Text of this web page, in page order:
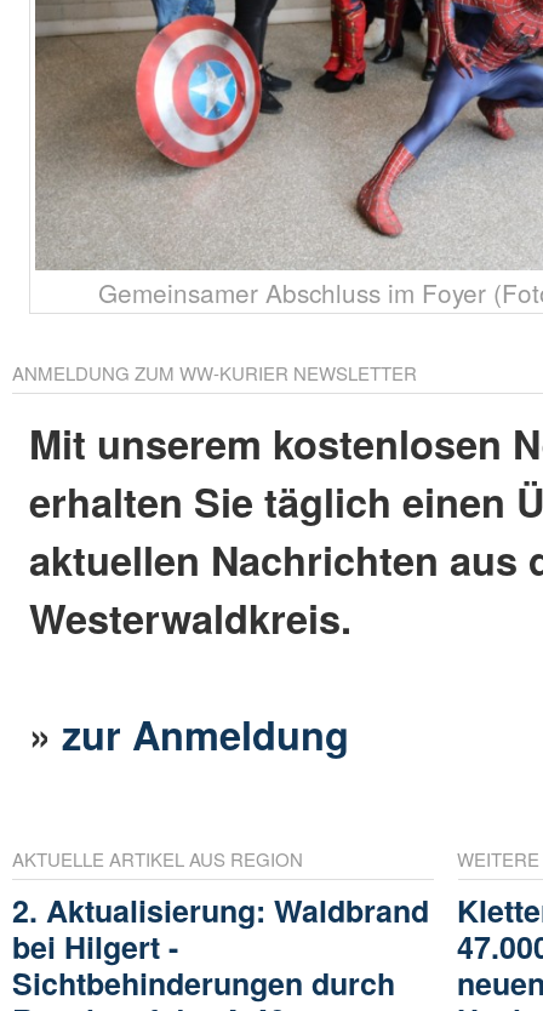
Gemeinsamer Abschluss im Foyer
ANMELDUNG ZUM WW-KURIER NEWSLETTER
Mit unserem kostenlosen
erhalten Sie täglich einen
aktuellen Nachrichten aus
Westerwaldkreis.
»zur Anmeldung
AKTUELLE ARTIKEL AUS REGION
2. Aktualisierung: Waldbrand
bei Hilgert -
Sichtbehinderungen durch